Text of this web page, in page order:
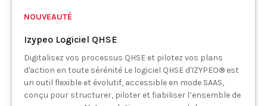
NOUVEAUTÉ
Izypeo Logiciel QHSE
Digitalisez vos processus QHSE et pilotez vos plans
d'action en toute sérénité Le logiciel QHSE d'IZYPEO® est
un outil flexible et évolutif, accessible en mode SAAS,
conçu pour structurer, piloter et fiabiliser l’ensemble de